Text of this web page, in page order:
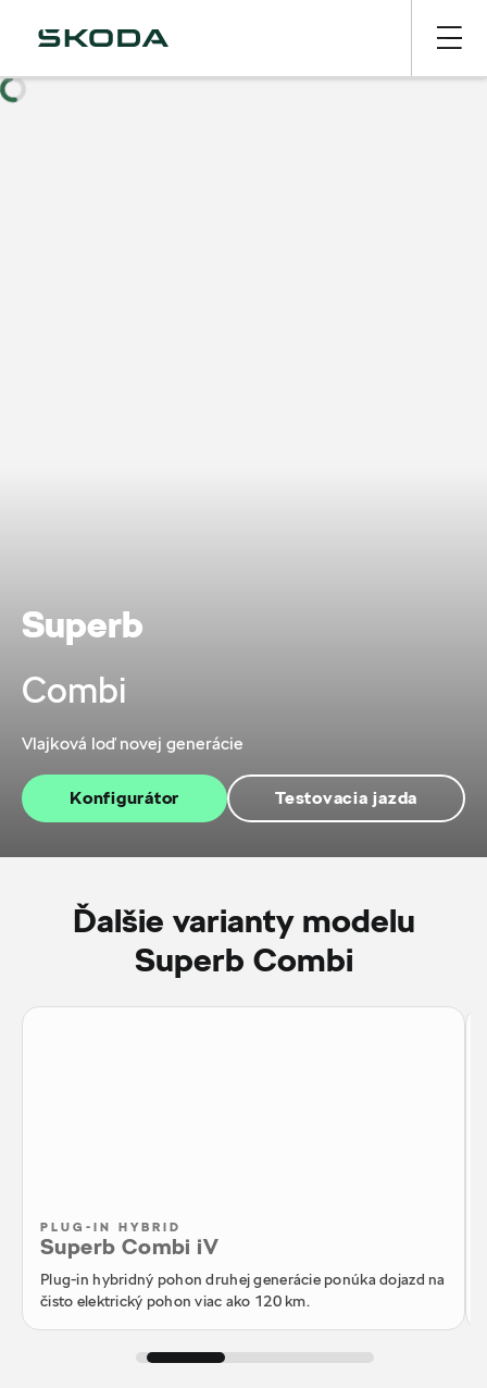
Superb
Combi
Vlajková loď novej generácie
Konfigurátor Testovacia jazda
Ďalšie varianty modelu
Superb Combi
PLUG-IN HYBRID
Superb Combi iV
Plug-in hybridný pohon druhej generácie ponúka dojazd na
čisto elektrický pohon viac ako 120 km.